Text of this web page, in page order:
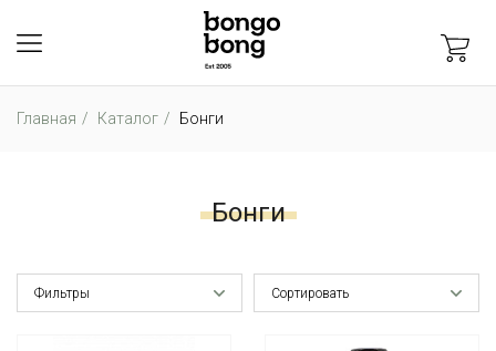
Главная Каталог Бонги
Бонги
Фильтры Сортировать